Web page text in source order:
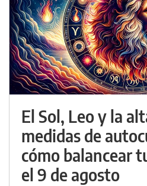
El Sol, Leo y la
medidas de
cómo balancear
el 9 de agosto